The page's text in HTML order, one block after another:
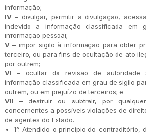
informação;
IV – divulgar, permitir a divulgação,
indevido a informação classificada
informação pessoal;
V – impor sigilo à informação para obter
terceiro, ou para fins de ocultação de ato
por outrem;
VI – ocultar da revisão de autoridade
informação classificada em grau de sigilo
outrem, ou em prejuízo de terceiros; e
VII – destruir ou subtrair, por
concernentes a possíveis violações de
de agentes do Estado.
1°. Atendido o princípio do contraditório,